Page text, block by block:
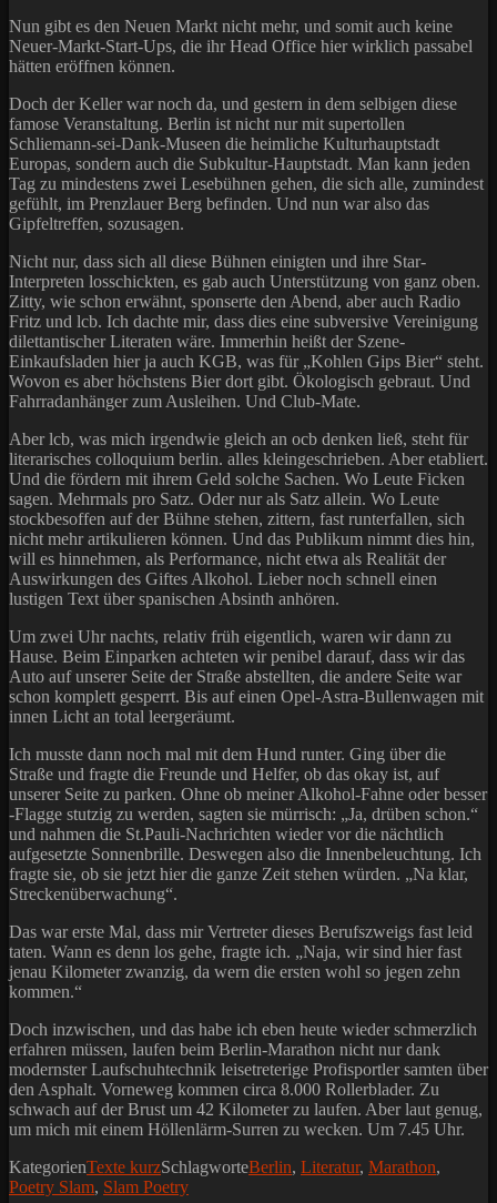
Nun gibt es den Neuen Markt nicht mehr, und somit auch keine
Neuer-Markt-Start-Ups, die ihr Head Office hier wirklich passabel
hätten eröffnen können.
Doch der Keller war noch da, und gestern in dem selbigen diese
famose Veranstaltung. Berlin ist nicht nur mit supertollen
Schliemann-sei-Dank-Museen die heimliche Kulturhauptstadt
Europas, sondern auch die Subkultur-Hauptstadt. Man kann jeden
Tag zu mindestens zwei Lesebühnen gehen, die sich alle, zumindest
gefühlt, im Prenzlauer Berg befinden. Und nun war also das
Gipfeltreffen, sozusagen.
Nicht nur, dass sich all diese Bühnen einigten und ihre Star-
Interpreten losschickten, es gab auch Unterstützung von ganz oben.
Zitty, wie schon erwähnt, sponserte den Abend, aber auch Radio
Fritz und lcb. Ich dachte mir, dass dies eine subversive Vereinigung
dilettantischer Literaten wäre. Immerhin heißt der Szene-
Einkaufsladen hier ja auch KGB, was für „Kohlen Gips Bier“ steht.
Wovon es aber höchstens Bier dort gibt. Ökologisch gebraut. Und
Fahrradanhänger zum Ausleihen. Und Club-Mate.
Aber lcb, was mich irgendwie gleich an ocb denken ließ, steht für
literarisches colloquium berlin. alles kleingeschrieben. Aber etabliert.
Und die fördern mit ihrem Geld solche Sachen. Wo Leute Ficken
sagen. Mehrmals pro Satz. Oder nur als Satz allein. Wo Leute
stockbesoffen auf der Bühne stehen, zittern, fast runterfallen, sich
nicht mehr artikulieren können. Und das Publikum nimmt dies hin,
will es hinnehmen, als Performance, nicht etwa als Realität der
Auswirkungen des Giftes Alkohol. Lieber noch schnell einen
lustigen Text über spanischen Absinth anhören.
Um zwei Uhr nachts, relativ früh eigentlich, waren wir dann zu
Hause. Beim Einparken achteten wir penibel darauf, dass wir das
Auto auf unserer Seite der Straße abstellten, die andere Seite war
schon komplett gesperrt. Bis auf einen Opel-Astra-Bullenwagen mit
innen Licht an total leergeräumt.
Ich musste dann noch mal mit dem Hund runter. Ging über die
Straße und fragte die Freunde und Helfer, ob das okay ist, auf
unserer Seite zu parken. Ohne ob meiner Alkohol-Fahne oder besser
-Flagge stutzig zu werden, sagten sie mürrisch: „Ja, drüben schon.“
und nahmen die St.Pauli-Nachrichten wieder vor die nächtlich
aufgesetzte Sonnenbrille. Deswegen also die Innenbeleuchtung. Ich
fragte sie, ob sie jetzt hier die ganze Zeit stehen würden. „Na klar,
Streckenüberwachung“.
Das war erste Mal, dass mir Vertreter dieses Berufszweigs fast leid
taten. Wann es denn los gehe, fragte ich. „Naja, wir sind hier fast
jenau Kilometer zwanzig, da wern die ersten wohl so jegen zehn
kommen.“
Doch inzwischen, und das habe ich eben heute wieder schmerzlich
erfahren müssen, laufen beim Berlin-Marathon nicht nur dank
modernster Laufschuhtechnik leisetreterige Profisportler samten über
den Asphalt. Vorneweg kommen circa 8.000 Rollerblader. Zu
schwach auf der Brust um 42 Kilometer zu laufen. Aber laut genug,
um mich mit einem Höllenlärm-Surren zu wecken. Um 7.45 Uhr.
KategorienTexte kurzSchlagworteBerlin, Literatur, Marathon,
Poetry Slam, Slam Poetry